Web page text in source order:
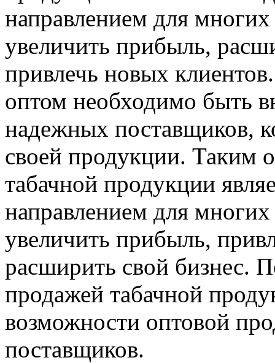
направлением для
увеличить прибыль,
привлечь новых
оптом необходимо быть
надежных поставщиков,
своей продукции. Таким
табачной продукции
направлением для
увеличить прибыль,
расширить свой бизнес.
продажей табачной
возможности оптовой
поставщиков.